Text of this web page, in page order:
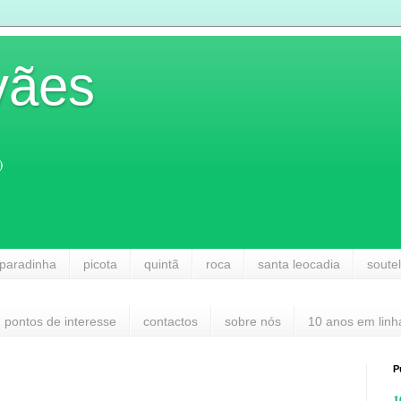
picota quintã roca santa leocadia
pontos de interesse contactos sobre nós 10 anos em